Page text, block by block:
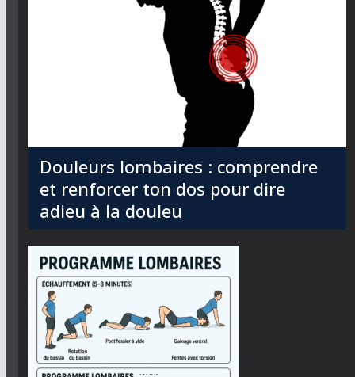
Douleurs lombaires : comprendre
et renforcer ton dos pour dire
adieu à la douleu